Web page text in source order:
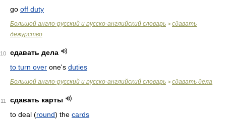
go off duty
Большой англо-русский и русско-английский словарь > сдавать
дежурство
10
сдавать дела
to turn over one's duties
Большой англо-русский и русско-английский словарь > сдавать дела
11
сдавать карты
to deal (round) the cards